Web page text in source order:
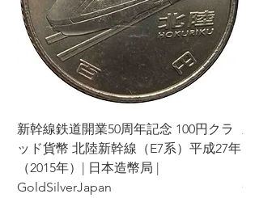
新幹線鉄道開業50周年記念 100円クラ
ッド貨幣 北陸新幹線（E7系）平成27年
（2015年）| 日本造幣局 |
GoldSilverJapan